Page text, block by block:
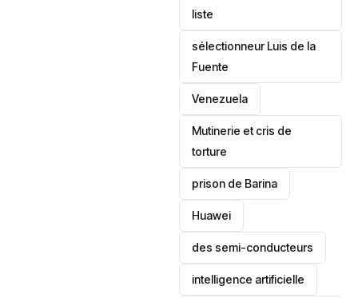
liste
sélectionneur Luis de la
Fuente
‎Venezuela
Mutinerie et cris de
torture
prison de Barina
Huawei
des semi-conducteurs
intelligence artificielle